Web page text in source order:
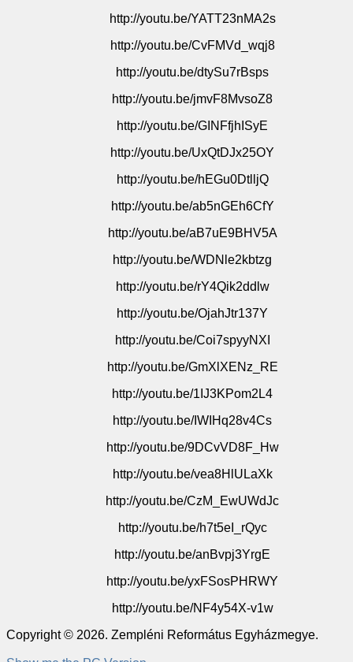
http://youtu.be/YATT23nMA2s
http://youtu.be/CvFMVd_wqj8
http://youtu.be/dtySu7rBsps
http://youtu.be/jmvF8MvsoZ8
http://youtu.be/GINFfjhISyE
http://youtu.be/UxQtDJx25OY
http://youtu.be/hEGu0DtlljQ
http://youtu.be/ab5nGEh6CfY
http://youtu.be/aB7uE9BHV5A
http://youtu.be/WDNle2kbtzg
http://youtu.be/rY4Qik2ddlw
http://youtu.be/OjahJtr137Y
http://youtu.be/Coi7spyyNXI
http://youtu.be/GmXlXENz_RE
http://youtu.be/1IJ3KPom2L4
http://youtu.be/IWIHq28v4Cs
http://youtu.be/9DCvVD8F_Hw
http://youtu.be/vea8HlULaXk
http://youtu.be/CzM_EwUWdJc
http://youtu.be/h7t5eI_rQyc
http://youtu.be/anBvpj3YrgE
http://youtu.be/yxFSosPHRWY
http://youtu.be/NF4y54X-v1w
Copyright © 2026. Zempléni Református Egyházmegye.